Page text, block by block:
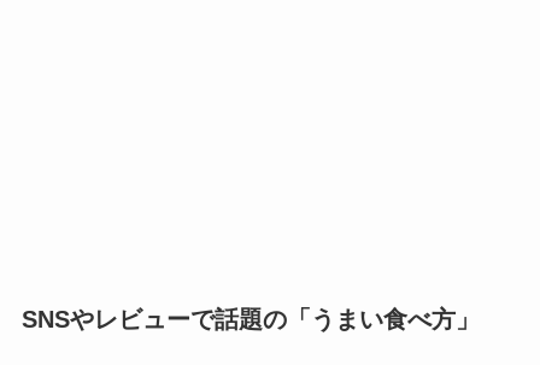
SNSやレビューで話題の「うまい食べ方」